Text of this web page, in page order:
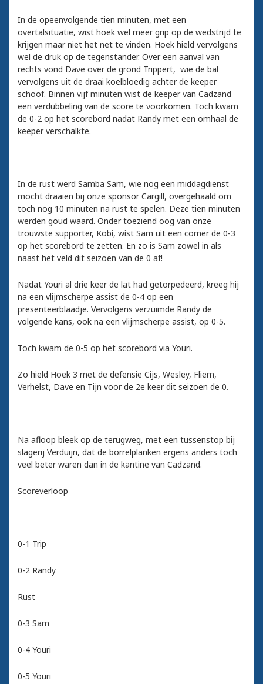
In de opeenvolgende tien minuten, met een
overtalsituatie, wist hoek wel meer grip op de wedstrijd te
krijgen maar niet het net te vinden. Hoek hield vervolgens
wel de druk op de tegenstander. Over een aanval van
rechts vond Dave over de grond Trippert, wie de bal
vervolgens uit de draai koelbloedig achter de keeper
schoof. Binnen vijf minuten wist de keeper van Cadzand
een verdubbeling van de score te voorkomen. Toch kwam
de 0-2 op het scorebord nadat Randy met een omhaal de
keeper verschalkte.
In de rust werd Samba Sam, wie nog een middagdienst
mocht draaien bij onze sponsor Cargill, overgehaald om
toch nog 10 minuten na rust te spelen. Deze tien minuten
werden goud waard. Onder toeziend oog van onze
trouwste supporter, Kobi, wist Sam uit een corner de 0-3
op het scorebord te zetten. En zo is Sam zowel in als
naast het veld dit seizoen van de 0 af!
Nadat Youri al drie keer de lat had getorpedeerd, kreeg hij
na een vlijmscherpe assist de 0-4 op een
presenteerblaadje. Vervolgens verzuimde Randy de
volgende kans, ook na een vlijmscherpe assist, op 0-5.
Toch kwam de 0-5 op het scorebord via Youri.
Zo hield Hoek 3 met de defensie Cijs, Wesley, Fliem,
Verhelst, Dave en Tijn voor de 2e keer dit seizoen de 0.
Na afloop bleek op de terugweg, met een tussenstop bij
slagerij Verduijn, dat de borrelplanken ergens anders toch
veel beter waren dan in de kantine van Cadzand.
Scoreverloop
0-1 Trip
0-2 Randy
Rust
0-3 Sam
0-4 Youri
0-5 Youri